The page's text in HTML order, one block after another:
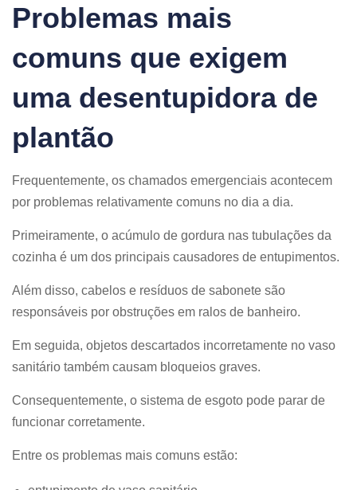
Problemas mais
comuns que exigem
uma desentupidora de
plantão
Frequentemente, os chamados emergenciais acontecem
por problemas relativamente comuns no dia a dia.
Primeiramente, o acúmulo de gordura nas tubulações da
cozinha é um dos principais causadores de entupimentos.
Além disso, cabelos e resíduos de sabonete são
responsáveis por obstruções em ralos de banheiro.
Em seguida, objetos descartados incorretamente no vaso
sanitário também causam bloqueios graves.
Consequentemente, o sistema de esgoto pode parar de
funcionar corretamente.
Entre os problemas mais comuns estão: